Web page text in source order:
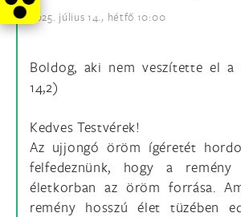
2025. július 14., hétfő 10:00
Boldog, aki nem veszítette el
14,2)
Kedves Testvérek!
Az ujjongó öröm ígéretét
felfedeznünk, hogy a remény
életkorban az öröm forrása.
remény hosszú élet tüzében